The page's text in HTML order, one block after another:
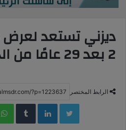
2 بعد 29 عامًا من الجزء الأول
الرابط المختصر
LinkedIn